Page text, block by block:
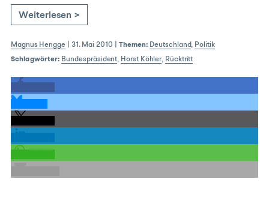
Weiterlesen >
Magnus Hengge| 31. Mai 2010 Themen: Deutschland, Politik
Schlagwörter: Bundespräsident, Horst Köhler, Rücktritt